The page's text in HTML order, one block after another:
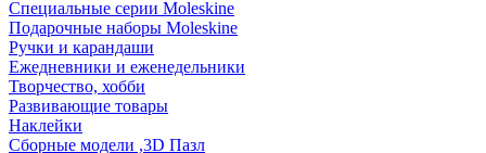
Специальные серии Moleskine
Подарочные наборы Moleskine
Ручки и карандаши
Ежедневники и еженедельники
Творчество, хобби
Развивающие товары
Наклейки
Сборные модели ,3D Пазл